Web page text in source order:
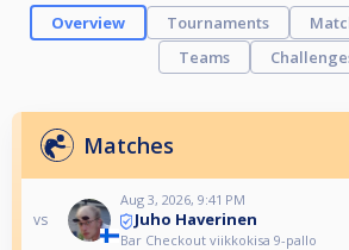
Overview Tournaments
Teams
Matches
vs
Aug 3, 2026, 9:41 PM
Juho Haverinen
Bar Checkout viikkokisa 9-pallo